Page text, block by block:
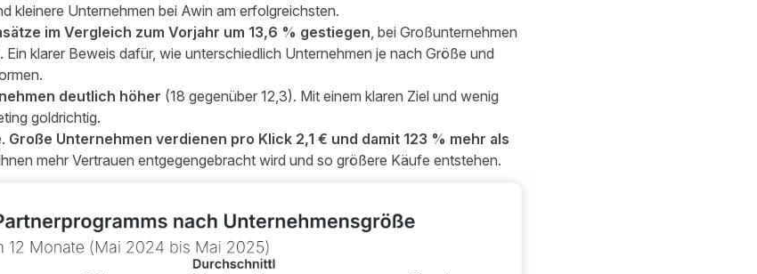
kleinere Unternehmen bei Awin am erfolgreichsten.
im Vergleich zum Vorjahr um 13,6 % gestiegen, bei Großunternehmen
klarer Beweis dafür, wie unterschiedlich Unternehmen je nach Größe und
deutlich höher (18 gegenüber 12,3). Mit einem klaren Ziel und wenig
goldrichtig.
Große Unternehmen verdienen pro Klick 2,1 € und damit 123 % mehr als
mehr Vertrauen entgegengebracht wird und so größere Käufe entstehen.